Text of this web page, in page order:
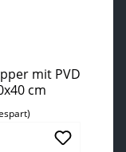
mit PVD
cm